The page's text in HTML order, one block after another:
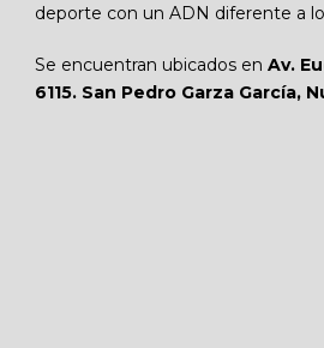
deporte con un ADN diferente a
Se encuentran ubicados en Av.
6115. San Pedro Garza García,